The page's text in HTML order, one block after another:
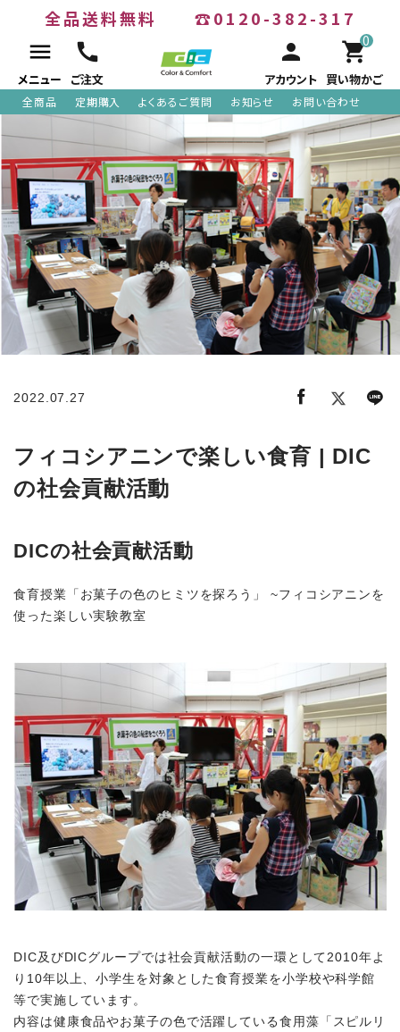
全品送料無料 ☎0120-382-317
menu
メニュー
call
ご注文
person
アカウント
0
shopping_cart
買い物かご
全商品 定期購入 よくあるご質問 お知らせ お問い合わせ
ACCOUNT MENU
meeting_room ログイン person 新規会員登録
search
全商品
商品から探す
お悩みから探す
機能性表示食品
サプリメント
2022.07.27
フィコシアニンで楽しい食育 | DIC
の社会貢献活動
DICの社会貢献活動
食育授業「お菓子の色のヒミツを探ろう」 ~フィコシアニンを
使った楽しい実験教室
DIC及びDICグループでは社会貢献活動の一環として2010年よ
り10年以上、小学生を対象とした食育授業を小学校や科学館
等で実施しています。
内容は健康食品やお菓子の色で活躍している食用藻「スピルリ